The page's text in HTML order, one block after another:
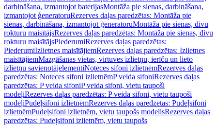
darbināšana, izmantojot baterijasMontāža pie sienas, darbināšana,
izmantojot ģeneratoruRezerves daļas paredzētas: Montāža pie
sienas, darbināšana, izmantojot ģeneratoruMontāža pie sienas, divu
rokturu maisītājsRezerves daļas paredzētas: Montāža pie sienas, divu
rokturu maisītājsPiederumiRezerves daļas paredzētas:
PiederumiIzlietnes maisītājiemRezerves daļas paredzētas: Izlietnes
maisītājiemMazgāšanas vietas, virtuves izlietņu, ierīču un lieto
izlietņu savienotājelementiNoteces sifoni izlietnēmRezerves daļas
paredzētas: Noteces sifoni izlietnēmP veida sifoniRezerves daļas
paredzētas: P veida sifoniP veida sifoni, vietu taupoši
modeļiRezerves daļas paredzētas: P veida sifoni, vietu taupoši
modeļiPudeļsifoni izlietnēmRezerves daļas paredzētas: Pudeļsifoni
izlietnēmPudeļsifoni izlietnēm, vietu taupošs modelisRezerves daļas
paredzētas: Pudeļsifoni izlietnēm, vietu taupošs